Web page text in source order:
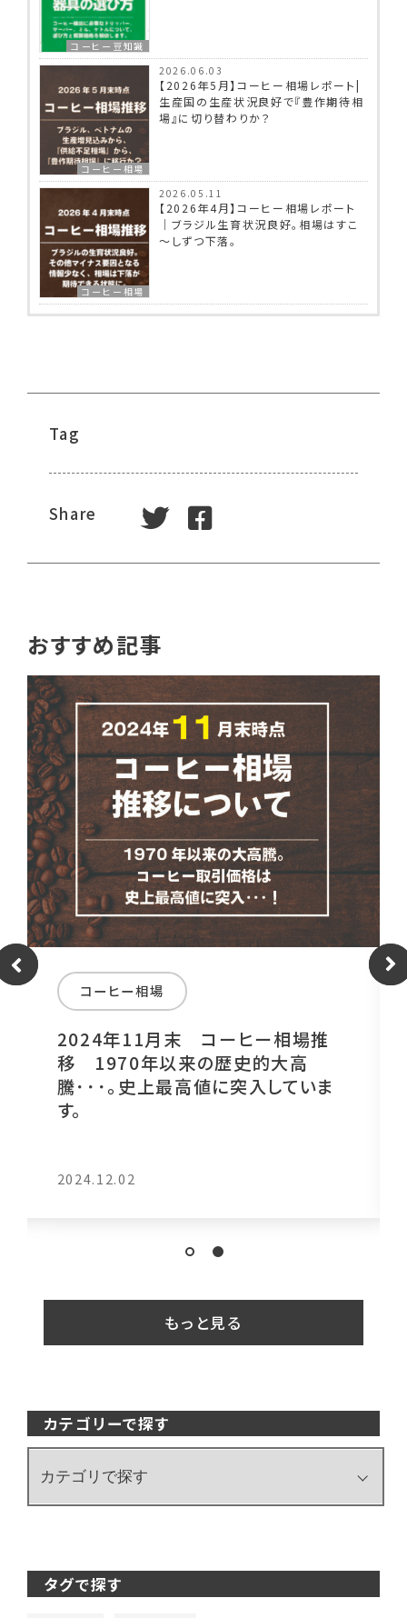
コーヒー豆知識
コーヒー相場
2026.06.03
【2026年5月】コーヒー相場レポート|
生産国の生産状況良好で『豊作期待相
場』に切り替わりか？
コーヒー相場
2026.05.11
【2026年4月】コーヒー相場レポート
｜ブラジル生育状況良好。相場はすこ
～しずつ下落。
Tag
Share tweetfacebook
おすすめ記事
コーヒー相場
2024年11月末 コーヒー相場推
移 1970年以来の歴史的大高
騰･･･｡史上最高値に突入していま
す。
2024.12.02
もっと見る
カテゴリーで探す
タグで探す